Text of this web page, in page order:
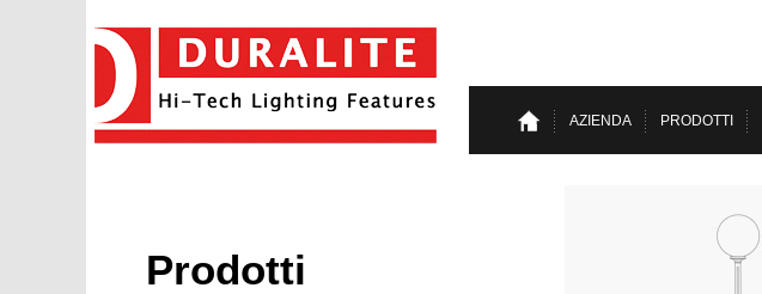
Prodotti
AZIENDA PRODOTTI